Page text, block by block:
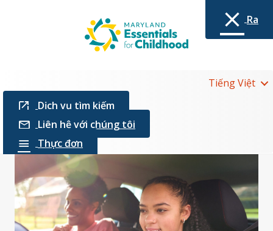
Tiếng Việt
Dịch vụ tìm kiếm
Liên hệ với chúng tôi
Thực đơn
Ra